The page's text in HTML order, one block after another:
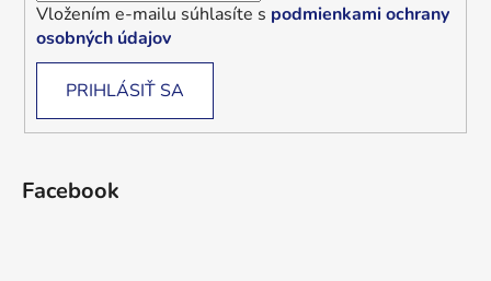
Vložením e-mailu súhlasíte s podmienkami ochrany
osobných údajov
PRIHLÁSIŤ SA
Facebook